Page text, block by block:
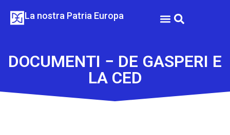
La nostra Patria Europa
DOCUMENTI − DE GASPERI E
LA CED